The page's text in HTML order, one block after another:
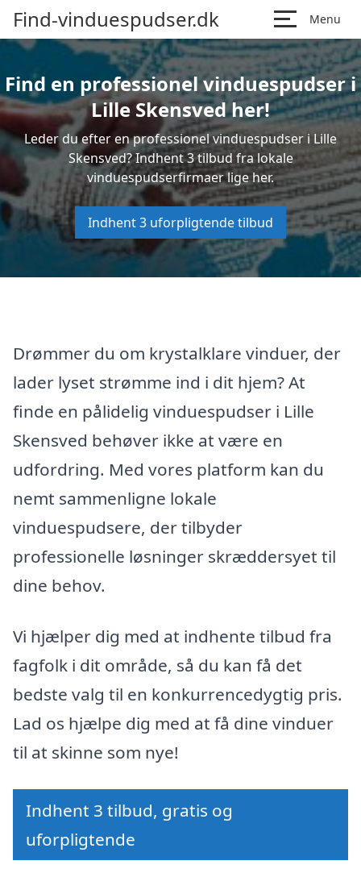
Find-vinduespudser.dk Menu
Find en professionel vinduespudser i
Lille Skensved her!
Leder du efter en professionel vinduespudser i Lille
Skensved? Indhent 3 tilbud fra lokale
vinduespudserfirmaer lige her.
Indhent 3 uforpligtende tilbud
Drømmer du om krystalklare vinduer, der
lader lyset strømme ind i dit hjem? At
finde en pålidelig vinduespudser i Lille
Skensved behøver ikke at være en
udfordring. Med vores platform kan du
nemt sammenligne lokale
vinduespudsere, der tilbyder
professionelle løsninger skræddersyet til
dine behov.
Vi hjælper dig med at indhente tilbud fra
fagfolk i dit område, så du kan få det
bedste valg til en konkurrencedygtig pris.
Lad os hjælpe dig med at få dine vinduer
til at skinne som nye!
Indhent 3 tilbud, gratis og
uforpligtende